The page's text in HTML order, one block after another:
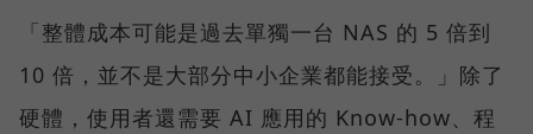
「整體成本可能是過去單獨一台 NAS 的 5 倍到
10 倍，並不是大部分中小企業都能接受。」除了
硬體，使用者還需要 AI 應用的 Know-how、程